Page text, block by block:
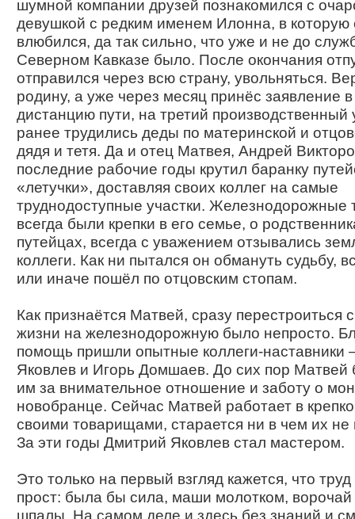
шумной компании друзей познакомился с
девушкой с редким именем Илонна, в которую
влюбился, да так сильно, что уже и не до
Северном Кавказе было. После окончания
отправился через всю страну, увольняться.
родину, а уже через месяц принёс заявление
дистанцию пути, на третий производственный
ранее трудились деды по материнской и
дядя и тетя. Да и отец Матвея, Андрей
последние рабочие годы крутил баранку
«летучки», доставляя своих коллег на самые
труднодоступные участки. Железнодорожные
всегда были крепки в его семье, о
путейцах, всегда с уважением отзывались
коллеги. Как ни пытался он обмануть судьбу,
или иначе пошёл по отцовским стопам.
Как признаётся Матвей, сразу перестроиться
жизни на железнодорожную было непросто.
помощь пришли опытные коллеги-наставники
Яковлев и Игорь Домшаев. До сих пор Матвей
им за внимательное отношение и заботу о
новобранце. Сейчас Матвей работает в
своими товарищами, старается ни в чем их не
За эти годы Дмитрий Яковлев стал мастером.
Это только на первый взгляд кажется, что
прост: была бы сила, маши молотком,
шпалы. На самом деле и здесь без знаний и